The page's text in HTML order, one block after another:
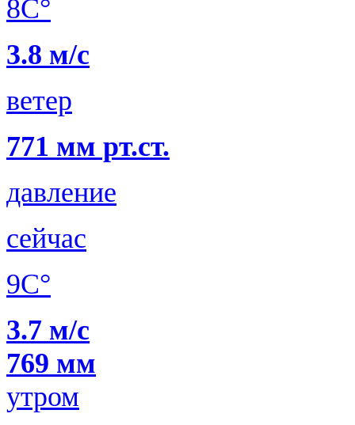
8C°
3.8 м/с
ветер
771 мм рт.ст.
давление
сейчас
9C°
3.7 м/с
769 мм
утром